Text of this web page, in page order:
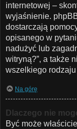
internetowej –
wyjaśnienie.
dostarczają
opisanego w
nadużyć lub
witryną?”, a także
wszelkiego
Na górę
Dlaczego nie
Być może